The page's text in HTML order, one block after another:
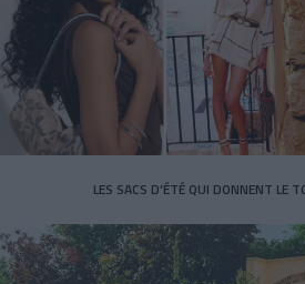
LES SACS D’ÉTÉ QUI DONNENT LE